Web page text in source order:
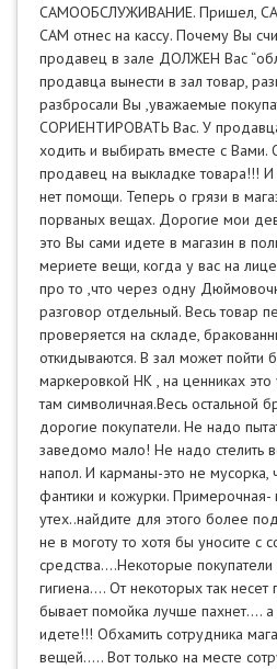
САМООБСЛУЖИВАНИЕ. Пришел,
САМ отнес на кассу. Почему Вы
продавец в зале ДОЛЖЕН Вас
продавца вынести в зал товар,
разбросали Вы ,уважаемые
СОРИЕНТИРОВАТЬ Вас. У
ходить и выбирать вместе с Вами.
продавец на выкладке товара!!!
нет помощи. Теперь о грязи в
порваных вещах. Дорогие мои
это Вы сами идете в магазин в
мериете вещи, когда у вас на
про то ,что через одну
разговор отдельный. Весь товар
проверяется на складе,
откидываются. В зал может пойти
маркеровкой НК , на ценниках это
там символичная.Весь остальной
дорогие покупатели. Не надо
заведомо мало! Не надо стелить
напол. И карманы-это не мусорка,
фантики и кожурки. Примерочная-
утех..найдите для этого более
не в моготу то хотя бы уносите с
средства….Некоторые покупатели
гигиена…. От некоторых так несет
бывает помойка лучше пахнет….
идете!!! Обхамить сотрудника
вещей….. Вот только на месте